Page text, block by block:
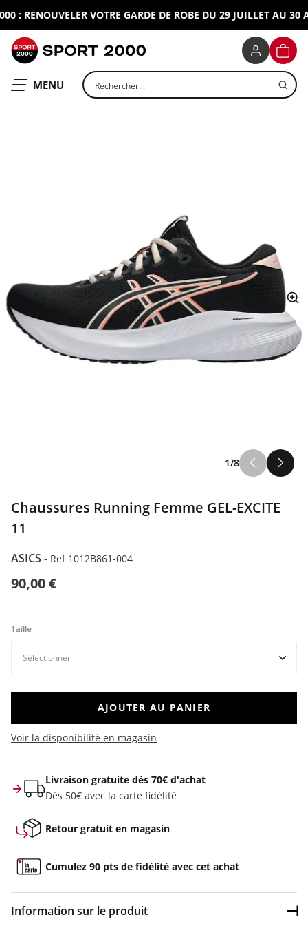
: RENOUVELER VOTRE GARDE DE ROBE DU 29 JUILLET AU 30
OUVRIR LE
MENU Rechercher un produit
1/8
Chaussures Running Femme GEL-EXCITE
11
ASICS - Ref 1012B861-004
90,00 €
Taille
AJOUTER AU PANIER
Voir la disponibilité en magasin
Livraison gratuite dès 70€ d'achat
Dès 50€ avec la carte fidélité
Retour gratuit en magasin
Cumulez 90 pts de fidélité avec cet achat
Information sur le produit